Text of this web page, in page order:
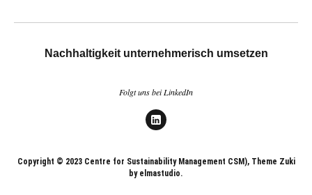
Nachhaltigkeit unternehmerisch umsetzen
Folgt uns bei LinkedIn
Copyright © 2023 Centre for Sustainability Management CSM), Theme Zuki
by elmastudio